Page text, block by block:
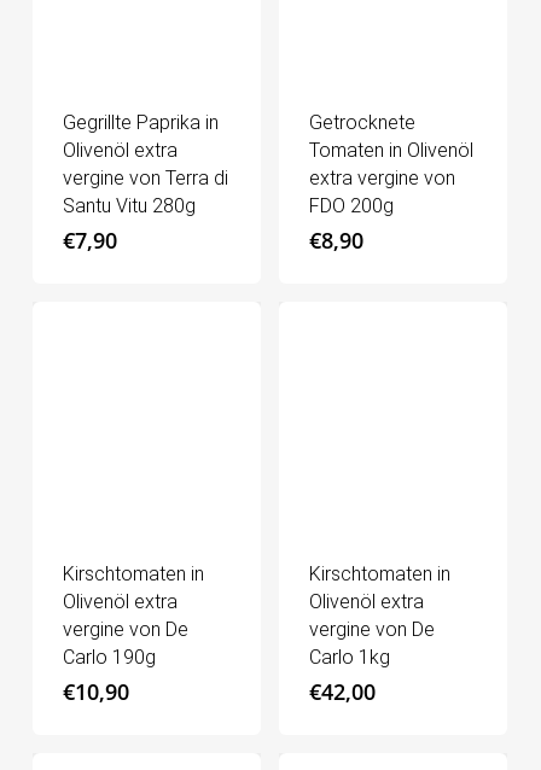
Gegrillte Paprika in
Olivenöl extra
vergine von Terra di
Santu Vitu 280g
€7,90
Getrocknete
Tomaten in Olivenöl
extra vergine von
FDO 200g
€8,90
Kirschtomaten in
Olivenöl extra
vergine von De
Carlo 190g
€10,90
Kirschtomaten in
Olivenöl extra
vergine von De
Carlo 1kg
€42,00